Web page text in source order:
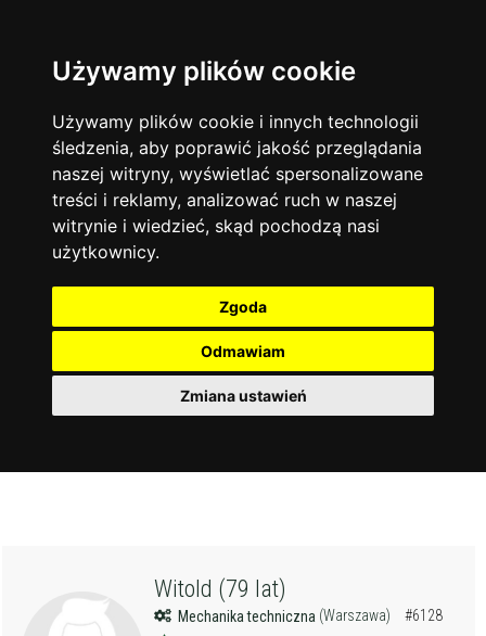
Używamy plików cookie
Używamy plików cookie i innych technologii
śledzenia, aby poprawić jakość przeglądania
naszej witryny, wyświetlać spersonalizowane
treści i reklamy, analizować ruch w naszej
witrynie i wiedzieć, skąd pochodzą nasi
użytkownicy.
Zgoda
Odmawiam
Zmiana ustawień
Język angielski 13744
Matematyka 12928
Chemia 4886
Język niemiecki 4307
Język polski 3426
Fizyka
Język francuski
Warszawa
Korepetycje
Online
14837
Kraków 7753
Wrocław
Łódź 3512
Gdańsk 2075
Witold (79 lat)
Mechanika techniczna (Warszawa) #6128